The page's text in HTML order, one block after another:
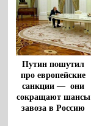
Путин пошутил
про европейские
санкции — они
сокращают шансы
завоза в Россию